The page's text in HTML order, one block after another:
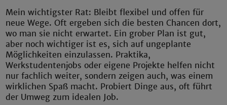
Mein wichtigster Rat: Bleibt flexibel und offen für
neue Wege. Oft ergeben sich die besten Chancen dort,
wo man sie nicht erwartet. Ein grober Plan ist gut,
aber noch wichtiger ist es, sich auf ungeplante
Möglichkeiten einzulassen. Praktika,
Werkstudentenjobs oder eigene Projekte helfen nicht
nur fachlich weiter, sondern zeigen auch, was einem
wirklichen Spaß macht. Probiert Dinge aus, oft führt
der Umweg zum idealen Job.